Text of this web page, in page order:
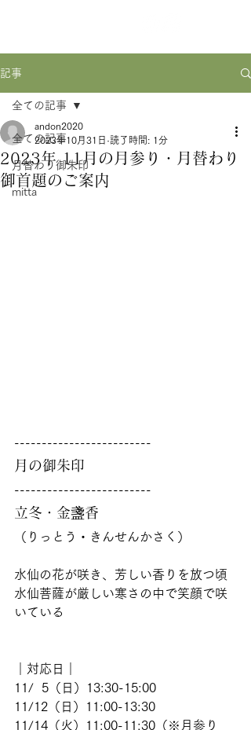
記事
全ての記事
月替わり御朱印
mitta
全ての記事
2023年 11月の月参り・月替わり
御首題のご案内
andon2020
2023年10月31日 読了時間: 1分
-------------------------
月の御朱印
-------------------------
立冬・金盞香
（りっとう・きんせんかさく）
水仙の花が咲き、芳しい香りを放つ頃
水仙菩薩が厳しい寒さの中で笑顔で咲
いている
｜対応日｜
11/  5（日）13:30-15:00
11/12（日）11:00-13:30
11/14（火）11:00-11:30（※月参り